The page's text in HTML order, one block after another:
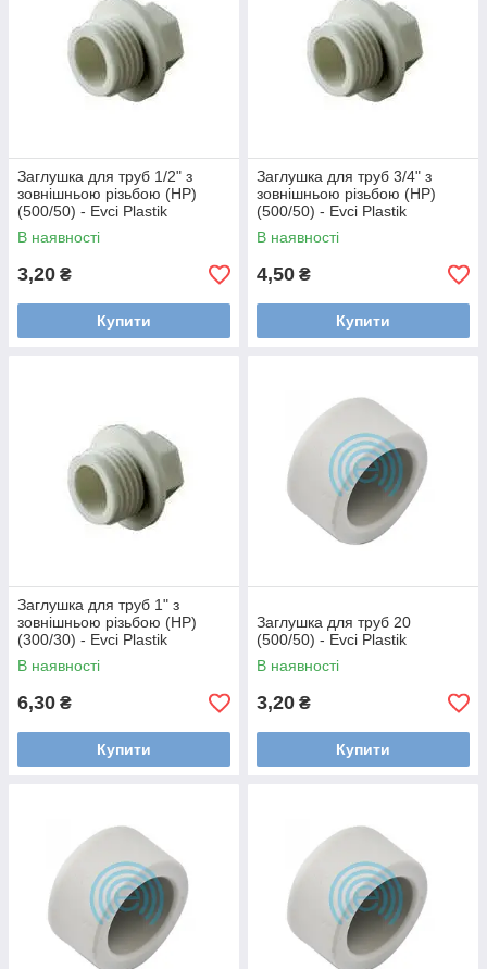
Заглушка для труб 1/2" з
зовнішньою різьбою (НР)
(500/50) - Evci Plastik
В наявності
3,20 ₴
Купити
Заглушка для труб 3/4" з
зовнішньою різьбою (НР)
(500/50) - Evci Plastik
В наявності
4,50 ₴
Купити
Заглушка для труб 1" з
зовнішньою різьбою (НР)
(300/30) - Evci Plastik
В наявності
6,30 ₴
Купити
Заглушка для труб 20
(500/50) - Evci Plastik
В наявності
3,20 ₴
Купити